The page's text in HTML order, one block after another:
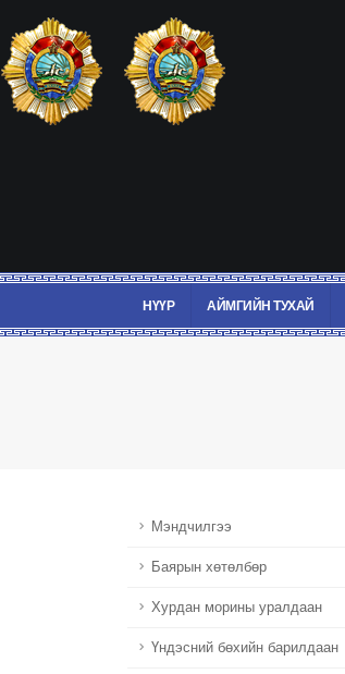
НҮҮР АЙМГИЙН ТУХАЙ
Мэндчилгээ
Баярын хөтөлбөр
Хурдан морины уралдаан
Үндэсний бөхийн барилдаан